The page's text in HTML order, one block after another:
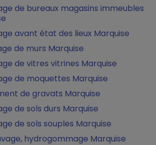
de bureaux magasins immeubles
avant état des lieux Marquise
de murs Marquise
de vitres vitrines Marquise
de moquettes Marquise
de gravats Marquise
de sols durs Marquise
de sols souples Marquise
hydrogommage Marquise